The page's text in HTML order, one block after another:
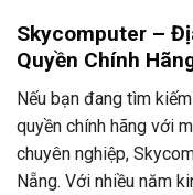
Skycomputer –
Quyền Chính
Nếu bạn đang tìm
quyền chính hãng với
chuyên nghiệp,
Nẵng. Với nhiều năm